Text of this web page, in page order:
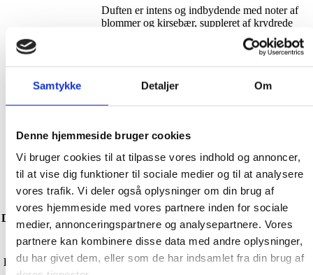
Samtykke Detaljer Om
Denne hjemmeside bruger cookies
Vi bruger cookies til at tilpasse vores indhold og annoncer,
til at vise dig funktioner til sociale medier og til at analysere
vores trafik. Vi deler også oplysninger om din brug af
vores hjemmeside med vores partnere inden for sociale
medier, annonceringspartnere og analysepartnere. Vores
partnere kan kombinere disse data med andre oplysninger,
du har givet dem, eller som de har indsamlet fra din brug af
Duft/Smagsnoter:
Duften er intens og indbydende med noter af
blommer og kirsebær, suppleret af krydrede
nuancer af engelsk lakrids. Smagen er let
tilgængelig og frugtrig i starten, hvorefter den
harmonisk og afrundet og slutter med en
Flaske størrelse 750 ml
Alkohol: 13,5 %
Dekantering/Iltning:
Vi anbefaler at vinen åbnes og iltes 1-2 timer
før servering.
Drikke temperatur: Vi anbefaler at vinen nydes ved 16-18°C